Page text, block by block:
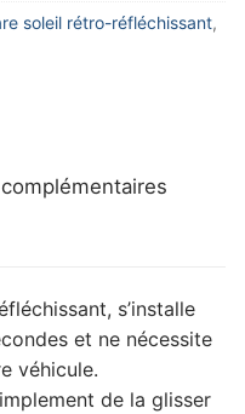
soleil rétro-réfléchissant,
s’installe
et ne nécessite
véhicule.
de la glisser